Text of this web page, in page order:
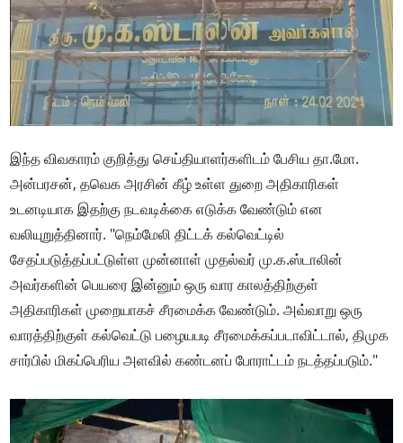
இந்த விவகாரம் குறித்து செய்தியாளர்களிடம் பேசிய தா.மோ.
அன்பரசன், தவெக அரசின் கீழ் உள்ள துறை அதிகாரிகள்
உடனடியாக இதற்கு நடவடிக்கை எடுக்க வேண்டும் என
வலியுறுத்தினார். "நெம்மேலி திட்டக் கல்வெட்டில்
சேதப்படுத்தப்பட்டுள்ள முன்னாள் முதல்வர் மு.க.ஸ்டாலின்
அவர்களின் பெயரை இன்னும் ஒரு வார காலத்திற்குள்
அதிகாரிகள் முறையாகச் சீரமைக்க வேண்டும். அவ்வாறு ஒரு
வாரத்திற்குள் கல்வெட்டு பழையபடி சீரமைக்கப்படாவிட்டால், திமுக
சார்பில் மிகப்பெரிய அளவில் கண்டனப் போராட்டம் நடத்தப்படும்."